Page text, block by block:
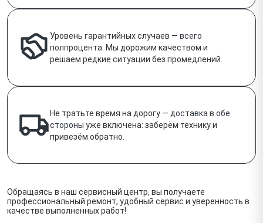
Уровень гарантийных случаев — всего
полпроцента . Мы дорожим качеством и
решаем редкие ситуации без промедлений.
Не тратьте время на дорогу — доставка в обе
стороны уже включена: заберём технику и
привезём обратно.
Обращаясь в наш сервисный центр, вы получаете
профессиональный ремонт, удобный сервис и уверенность в
качестве выполненных работ!